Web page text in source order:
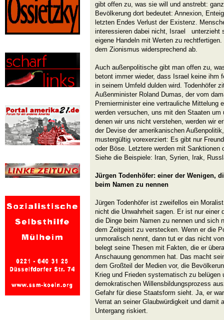
gibt offen zu, was sie will und anstrebt:
Bevölkerung dort bedeutet: Annexion,
letzten Endes Verlust der Existenz.
interessieren dabei nicht, Israel unterzieht
eigene Handeln mit Werten zu
dem Zionismus widersprechend ab.
Auch außenpolitische gibt man offen zu,
betont immer wieder, dass Israel keine ihm
in seinem Umfeld dulden wird. Todenhöfer
Außenminister Roland Dumas, der vom
Premierminister eine vertrauliche Mittelung
werden versuchen, uns mit den Staaten
denen wir uns nicht verstehen, werden wir
der Devise der amerikanischen
mustergültig vorexerziert: Es gibt nur
oder Böse. Letztere werden mit Sanktionen
Siehe die Beispiele: Iran, Syrien, Irak,
Jürgen Todenhöfer: einer der Wenigen,
beim Namen zu nennen
Jürgen Todenhöfer ist zweifellos ein
nicht die Unwahrheit sagen. Er ist nur einer
die Dinge beim Namen zu nennen und sich
dem Zeitgeist zu verstecken. Wenn er die
unmoralisch nennt, dann tut er das nicht
belegt seine Thesen mit Fakten, die er
Anschauung genommen hat. Das macht
dem Großteil der Medien vor, die
Krieg und Frieden systematisch zu belügen
demokratischen Willensbildungsprozess
Gefahr für diese Staatsform sieht. Ja, er
Verrat an seiner Glaubwürdigkeit und damit
Untergang riskiert.